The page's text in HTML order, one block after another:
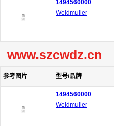
1494560000
Weidmuller
www.szcwdz.cn
参考图片 型号/品牌
1494560000
Weidmuller